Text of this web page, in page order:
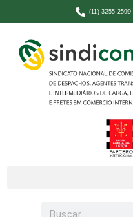
(11) 3255-2599